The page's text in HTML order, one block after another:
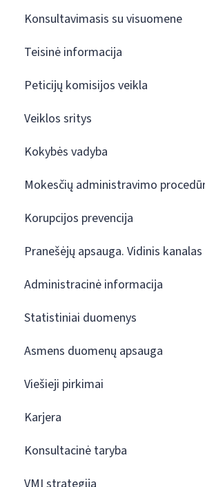
Konsultavimasis su visuomene
Teisinė informacija
Peticijų komisijos veikla
Veiklos sritys
Kokybės vadyba
Mokesčių administravimo
Korupcijos prevencija
Pranešėjų apsauga. Vidinis kanalas
Administracinė informacija
Statistiniai duomenys
Asmens duomenų apsauga
Viešieji pirkimai
Karjera
Konsultacinė taryba
VMI strategija